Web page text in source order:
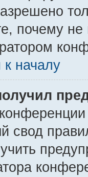
почему
к началу
свод